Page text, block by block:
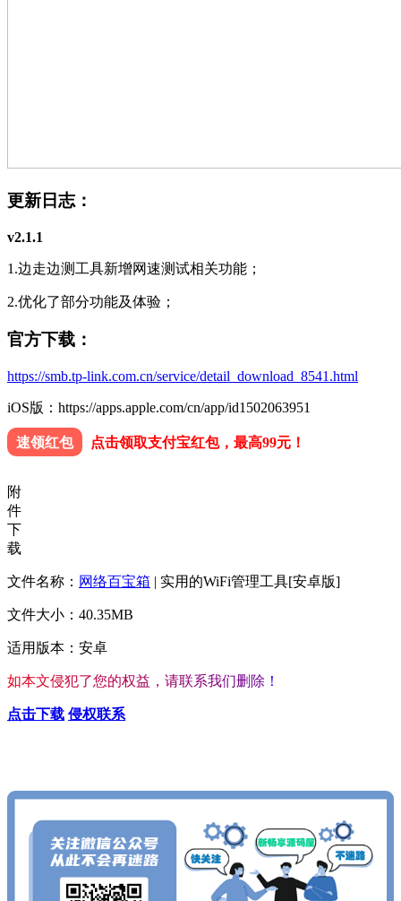
更新日志：
v2.1.1
1.边走边测工具新增网速测试相关功能；
2.优化了部分功能及体验；
官方下载：
https://smb.tp-link.com.cn/service/detail_download_8541.html
iOS版：https://apps.apple.com/cn/app/id1502063951
速领红包 点击领取支付宝红包，最高99元！
附
件
下
载
文件名称： 网络百宝箱 | 实用的WiFi管理工具[安卓版]
文件大小：40.35MB
适用版本：安卓
如本文侵犯了您的权益 ， 请联系我们删 除 ！
点击下载 侵权联系